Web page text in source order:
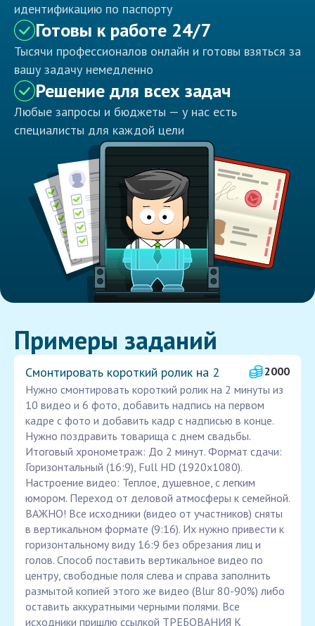
идентификацию по паспорту
Готовы к работе 24/7
Тысячи профессионалов онлайн и готовы взяться за
вашу задачу немедленно
Решение для всех задач
Любые запросы и бюджеты — у нас есть
специалисты для каждой цели
Примеры заданий
Смонтировать короткий ролик на 2
2000
Нужно смонтировать короткий ролик на 2 минуты из
10 видео и 6 фото, добавить надпись на первом
кадре с фото и добавить кадр с надписью в конце.
Нужно поздравить товарища с днем свадьбы.
Итоговый хронометраж: До 2 минут. Формат сдачи:
Горизонтальный (16:9), Full HD (1920x1080).
Настроение видео: Теплое, душевное, с легким
юмором. Переход от деловой атмосферы к семейной.
ВАЖНО! Все исходники (видео от участников) сняты
в вертикальном формате (9:16). Их нужно привести к
горизонтальному виду 16:9 без обрезания лиц и
голов. Способ поставить вертикальное видео по
центру, свободные поля слева и справа заполнить
размытой копией этого же видео (Blur 80-90%) либо
оставить аккуратными черными полями. Все
исходники пришлю ссылкой ТРЕБОВАНИЯ К